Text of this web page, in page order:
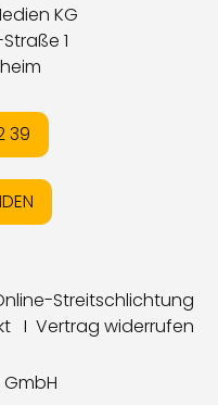
KG
1
39
Streitschlichtung
I Vertrag widerrufen